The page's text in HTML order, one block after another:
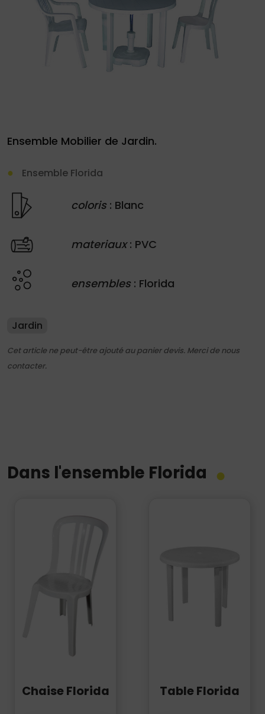
Ensemble Mobilier de Jardin.
Ensemble Florida
coloris: Blanc
materiaux: PVC
ensembles: Florida
Jardin
Cet article ne peut-être ajouté au panier devis. Merci de nous
contacter.
Dans l'ensemble Florida
Chaise Florida Table Florida
devis
01
34
50 |